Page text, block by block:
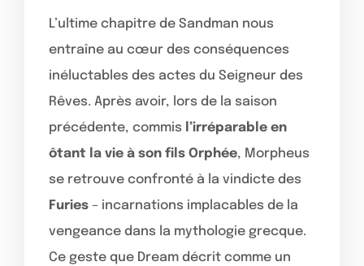
L’ultime chapitre de Sandman nous
entraîne au cœur des conséquences
inéluctables des actes du Seigneur des
Rêves. Après avoir, lors de la saison
précédente, commis l’irréparable en
ôtant la vie à son fils Orphée, Morpheus
se retrouve confronté à la vindicte des
Furies – incarnations implacables de la
vengeance dans la mythologie grecque.
Ce geste que Dream décrit comme un